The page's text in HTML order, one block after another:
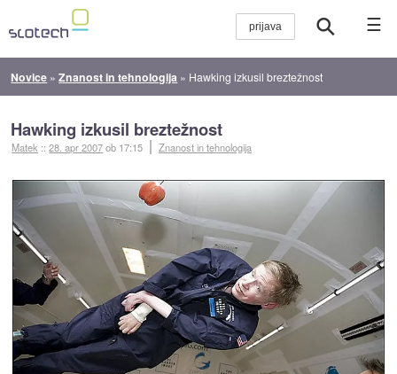
☰
Novice »Znanost in tehnologija » Hawking izkusil breztežnost
Hawking izkusil breztežnost
Matek ::28. apr 2007ob 17:15 Znanost in tehnologija